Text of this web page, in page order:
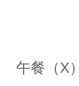
午餐（